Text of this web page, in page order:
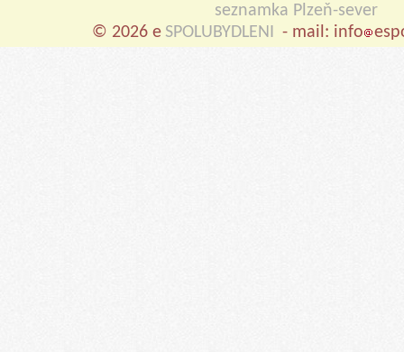
seznamka Plzeň-sever
© 2026 e SPOLUBYDLENI - mail: info